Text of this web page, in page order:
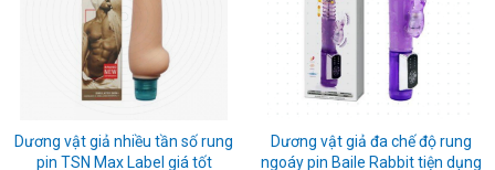
Dương vật giả nhiều tần số rung
pin TSN Max Label giá tốt
Dương vật giả đa chế độ rung
ngoáy pin Baile Rabbit tiện dụng